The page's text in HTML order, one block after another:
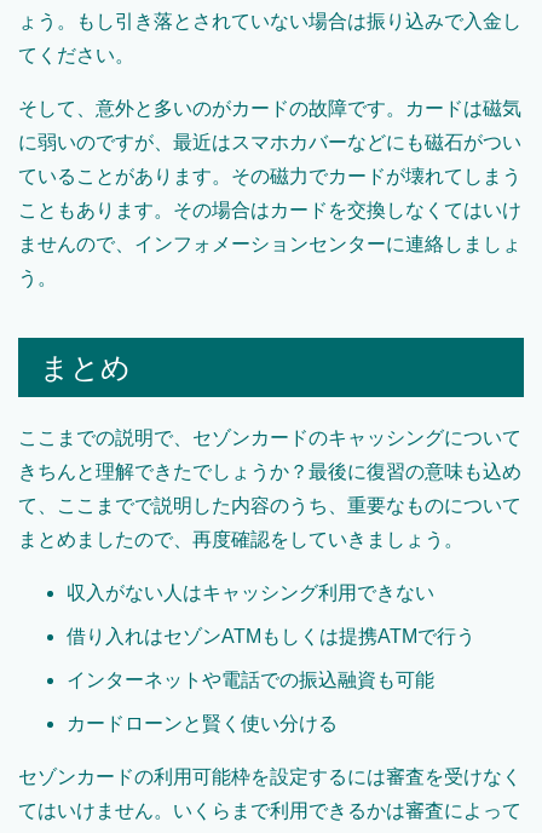
ょう。もし引き落とされていない場合は振り込みで入金し
てください。
そして、意外と多いのがカードの故障です。カードは磁気
に弱いのですが、最近はスマホカバーなどにも磁石がつい
ていることがあります。その磁力でカードが壊れてしまう
こともあります。その場合はカードを交換しなくてはいけ
ませんので、インフォメーションセンターに連絡しましょ
う。
まとめ
ここまでの説明で、セゾンカードのキャッシングについて
きちんと理解できたでしょうか？最後に復習の意味も込め
て、ここまでで説明した内容のうち、重要なものについて
まとめましたので、再度確認をしていきましょう。
収入がない人はキャッシング利用できない
借り入れはセゾンATMもしくは提携ATMで行う
インターネットや電話での振込融資も可能
カードローンと賢く使い分ける
セゾンカードの利用可能枠を設定するには審査を受けなく
てはいけません。いくらまで利用できるかは審査によって